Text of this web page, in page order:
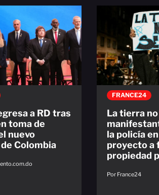
a RD tras
toma de
nuevo
Colombia
FRANCE24
La tierra
la policía
proyecto a
propiedad
Por France24